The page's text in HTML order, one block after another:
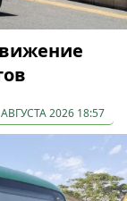
2026 18:57